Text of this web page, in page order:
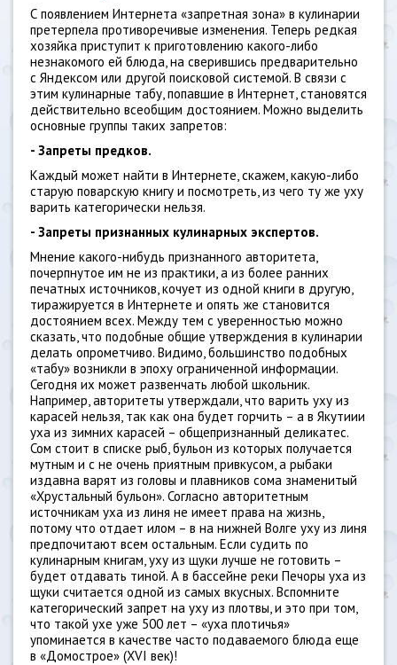
С появлением Интернета «запретная зона» в кулинарии
претерпела противоречивые изменения. Теперь редкая
хозяйка приступит к приготовлению какого-либо
незнакомого ей блюда, на сверившись предварительно
с Яндексом или другой поисковой системой. В связи с
этим кулинарные табу, попавшие в Интернет, становятся
действительно всеобщим достоянием. Можно выделить
основные группы таких запретов:
- Запреты предков.
Каждый может найти в Интернете, скажем, какую-либо
старую поварскую книгу и посмотреть, из чего ту же уху
варить категорически нельзя.
- Запреты признанных кулинарных экспертов.
Мнение какого-нибудь признанного авторитета,
почерпнутое им не из практики, а из более ранних
печатных источников, кочует из одной книги в другую,
тиражируется в Интернете и опять же становится
достоянием всех. Между тем с уверенностью можно
сказать, что подобные общие утверждения в кулинарии
делать опрометчиво. Видимо, большинство подобных
«табу» возникли в эпоху ограниченной информации.
Сегодня их может развенчать любой школьник.
Например, авторитеты утверждали, что варить уху из
карасей нельзя, так как она будет горчить – а в Якутиии
уха из зимних карасей – общепризнанный деликатес.
Сом стоит в списке рыб, бульон из которых получается
мутным и с не очень приятным привкусом, а рыбаки
издавна варят из головы и плавников сома знаменитый
«Хрустальный бульон». Согласно авторитетным
источникам уха из линя не имеет права на жизнь,
потому что отдает илом – в на нижней Волге уху из линя
предпочитают всем остальным. Если судить по
кулинарным книгам, уху из щуки лучше не готовить –
будет отдавать тиной. А в бассейне реки Печоры уха из
щуки считается одной из самых вкусных. Вспомните
категорический запрет на уху из плотвы, и это при том,
что такой ухе уже 500 лет – «уха плотичья»
упоминается в качестве часто подаваемого блюда еще
в «Домострое» (XVI век)!